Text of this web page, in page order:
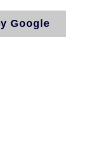
Google